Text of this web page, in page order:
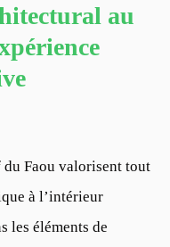
au
du Faou valorisent tout
à l’intérieur
les éléments de